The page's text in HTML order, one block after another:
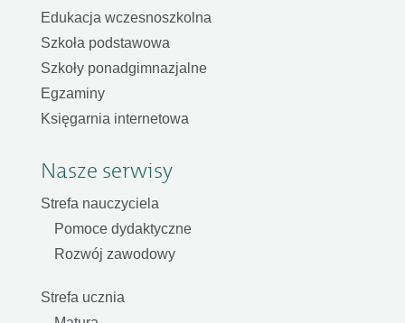
Edukacja wczesnoszkolna
Szkoła podstawowa
Szkoły ponadgimnazjalne
Egzaminy
Księgarnia internetowa
Nasze serwisy
Strefa nauczyciela
Pomoce dydaktyczne
Rozwój zawodowy
Strefa ucznia